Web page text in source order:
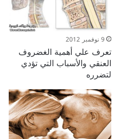
9 نوفمبر 2012
تعرف علي أهمية الغضروف
العنقي والأسباب التي تؤدي
لتضرره